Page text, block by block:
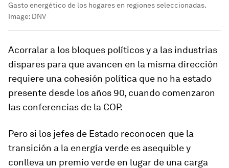
Gasto energético de los hogares en regiones seleccionadas.
Image: DNV
Acorralar a los bloques políticos y a las industrias
dispares para que avancen en la misma dirección
requiere una cohesión política que no ha estado
presente desde los años 90, cuando comenzaron
las conferencias de la COP.
Pero si los jefes de Estado reconocen que la
transición a la energía verde es asequible y
conlleva un premio verde en lugar de una carga